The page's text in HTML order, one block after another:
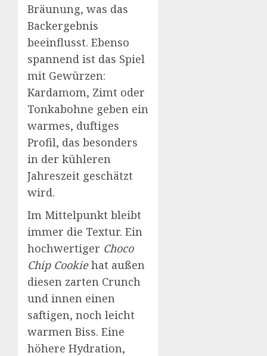
Bräunung, was das
Backergebnis
beeinflusst. Ebenso
spannend ist das Spiel
mit Gewürzen:
Kardamom, Zimt oder
Tonkabohne geben ein
warmes, duftiges
Profil, das besonders
in der kühleren
Jahreszeit geschätzt
wird.
Im Mittelpunkt bleibt
immer die Textur. Ein
hochwertiger Choco
Chip Cookiehat außen
diesen zarten Crunch
und innen einen
saftigen, noch leicht
warmen Biss. Eine
höhere Hydration,